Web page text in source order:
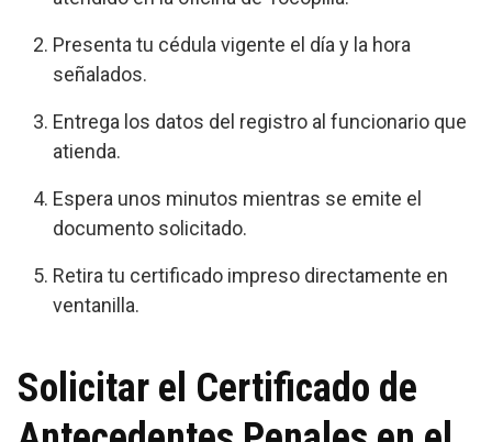
Presenta tu cédula vigente el día y la hora
señalados.
Entrega los datos del registro al funcionario que
atienda.
Espera unos minutos mientras se emite el
documento solicitado.
Retira tu certificado impreso directamente en
ventanilla.
Solicitar el Certificado de